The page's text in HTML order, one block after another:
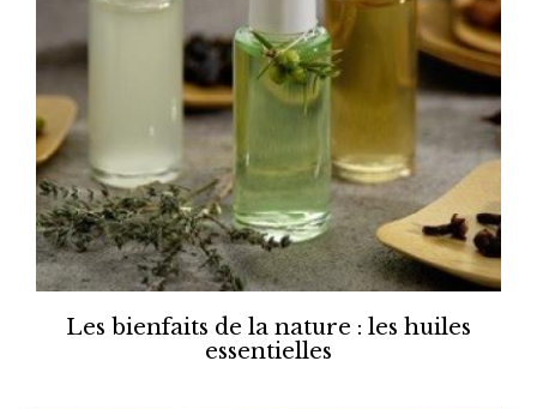
Les bienfaits de la nature : les huiles
essentielles